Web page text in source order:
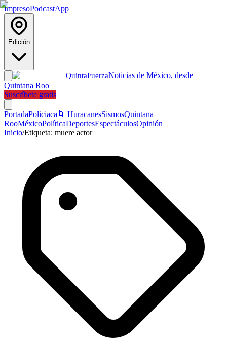
ImpresoPodcastApp
Edición
QuintaFuerzaNoticias de México, desde
Quintana Roo
Suscríbete gratis
PortadaPoliciaca 🌀 HuracanesSismosQuintana
RooMéxicoPolíticaDeportesEspectáculosOpinión
Inicio/Etiqueta: muere actor